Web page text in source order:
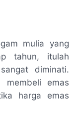
mulia yang
tahun, itulah
diminati.
membeli emas
harga emas